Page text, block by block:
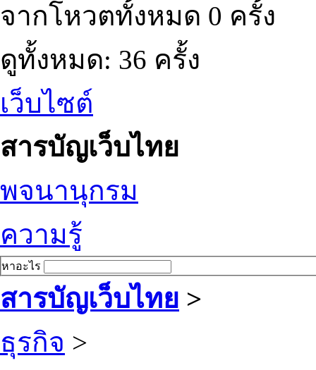
จากโหวตทั้งหมด 0 ครั้ง
ดูทั้งหมด: 36 ครั้ง
เว็บไซต์
สารบัญเว็บไทย
พจนานุกรม
ความรู้
หาอะไร
สารบัญเว็บไทย >
ธุรกิจ >